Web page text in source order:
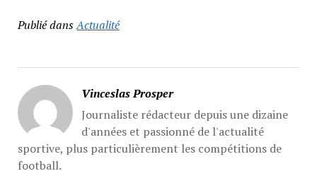
Publié dansActualité
Vinceslas Prosper
Journaliste rédacteur depuis une dizaine
d'années et passionné de l'actualité
sportive, plus particulièrement les compétitions de
football.